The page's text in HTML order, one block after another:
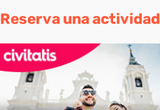
Reserva una actividad